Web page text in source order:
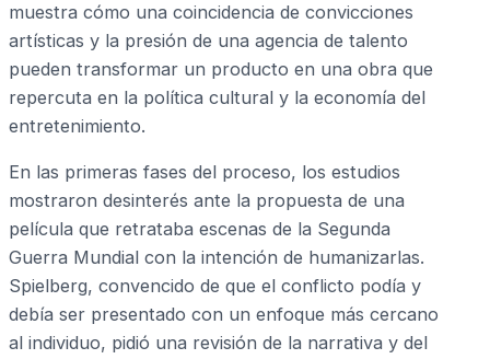
muestra cómo una coincidencia de convicciones
artísticas y la presión de una agencia de talento
pueden transformar un producto en una obra que
repercuta en la política cultural y la economía del
entretenimiento.
En las primeras fases del proceso, los estudios
mostraron desinterés ante la propuesta de una
película que retrataba escenas de la Segunda
Guerra Mundial con la intención de humanizarlas.
Spielberg, convencido de que el conflicto podía y
debía ser presentado con un enfoque más cercano
al individuo, pidió una revisión de la narrativa y del